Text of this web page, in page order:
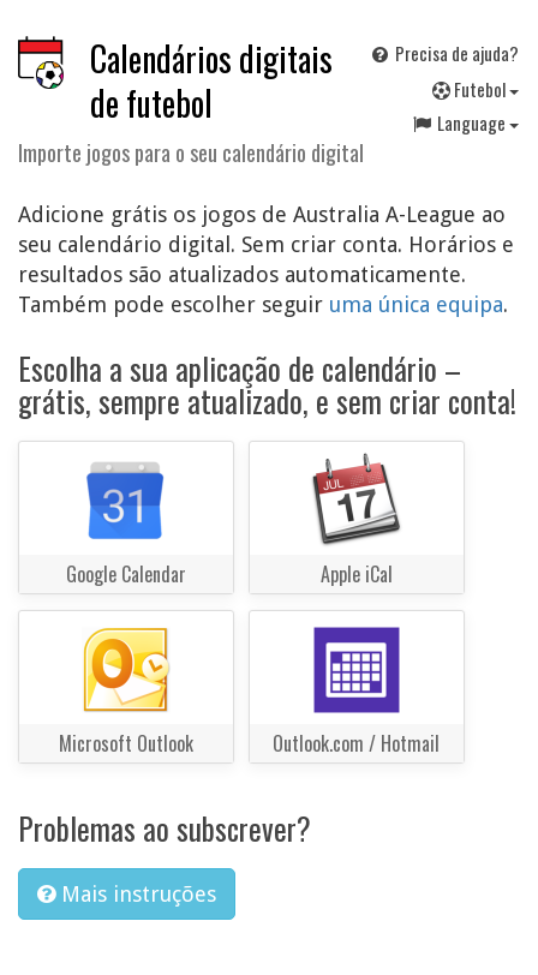
Calendários digitais
de futebol
Importe jogos para o seu calendário digital
Precisa de ajuda?
Futebol
Language
Adicione grátis os jogos de Australia A-League ao
seu calendário digital. Sem criar conta. Horários e
resultados são atualizados automaticamente.
Também pode escolher seguir uma única equipa.
Escolha a sua aplicação de calendário –
grátis, sempre atualizado, e sem criar conta!
Google Calendar Apple iCal
Microsoft Outlook Outlook.com / Hotmail
Problemas ao subscrever?
Mais instruções